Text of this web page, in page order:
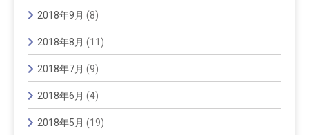
2018年9月 (8)
2018年8月 (11)
2018年7月 (9)
2018年6月 (4)
2018年5月 (19)